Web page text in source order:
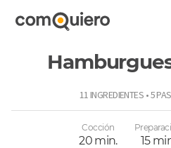
11 INGREDIENTES • 5
Cocción
20 min. 15